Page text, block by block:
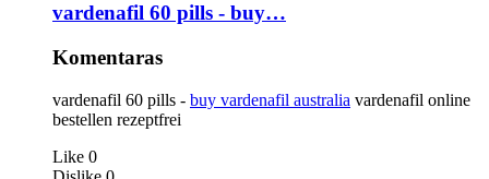
vardenafil 60 pills - buy…
Komentaras
vardenafil 60 pills - buy vardenafil australia vardenafil online
bestellen rezeptfrei
Like 0